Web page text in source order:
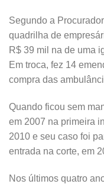
Segundo a
quadrilha de
R$ 39 mil na de uma
Em troca, fez 14
compra das
Quando ficou sem
em 2007 na primeira
2010 e seu caso foi
entrada na corte, em
Nos últimos quatro